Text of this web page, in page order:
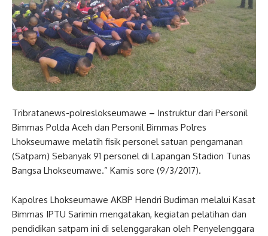
Tribratanews-polreslokseumawe – Instruktur dari Personil
Bimmas Polda Aceh dan Personil Bimmas Polres
Lhokseumawe melatih fisik personel satuan pengamanan
(Satpam) Sebanyak 91 personel di Lapangan Stadion Tunas
Bangsa Lhokseumawe.” Kamis sore (9/3/2017).
Kapolres Lhokseumawe AKBP Hendri Budiman melalui Kasat
Bimmas IPTU Sarimin mengatakan, kegiatan pelatihan dan
pendidikan satpam ini di selenggarakan oleh Penyelenggara